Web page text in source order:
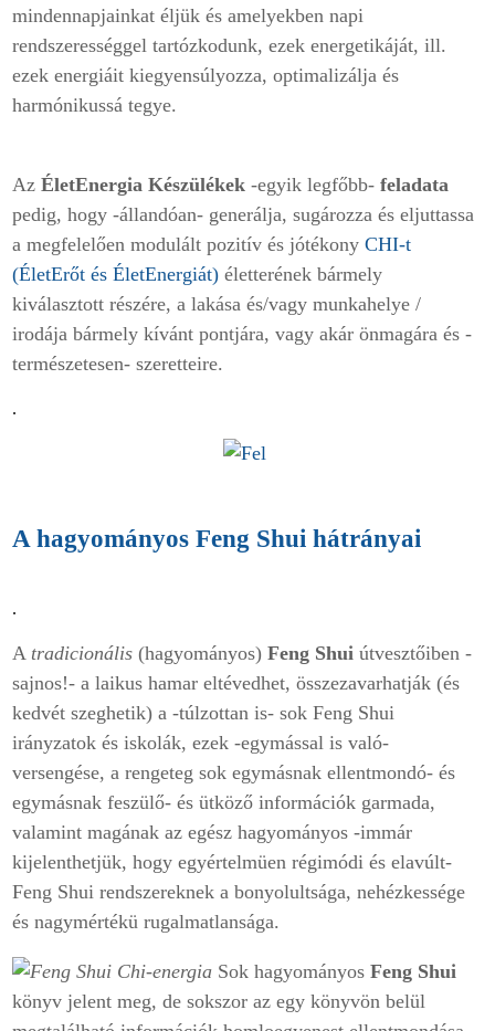
mindennapjainkat éljük és amelyekben napi
rendszerességgel tartózkodunk, ezek energetikáját, ill.
ezek energiáit kiegyensúlyozza, optimalizálja és
harmónikussá tegye.
Az ÉletEnergia Készülékek -egyik legfőbb- feladata
pedig, hogy -állandóan- generálja, sugározza és eljuttassa
a megfelelően modulált pozitív és jótékony CHI-t
(ÉletErőt és ÉletEnergiát) életterének bármely
kiválasztott részére, a lakása és/vagy munkahelye /
irodája bármely kívánt pontjára, vagy akár önmagára és -
természetesen- szeretteire.
.
A hagyományos Feng Shui hátrányai
.
A tradicionális (hagyományos) Feng Shui útvesztőiben -
sajnos!- a laikus hamar eltévedhet, összezavarhatják (és
kedvét szeghetik) a -túlzottan is- sok Feng Shui
irányzatok és iskolák, ezek -egymással is való-
versengése, a rengeteg sok egymásnak ellentmondó- és
egymásnak feszülő- és ütköző információk garmada,
valamint magának az egész hagyományos -immár
kijelenthetjük, hogy egyértelmüen régimódi és elavúlt-
Feng Shui rendszereknek a bonyolultsága, nehézkessége
és nagymértékü rugalmatlansága.
Sok hagyományos Feng Shui
könyv jelent meg, de sokszor az egy könyvön belül